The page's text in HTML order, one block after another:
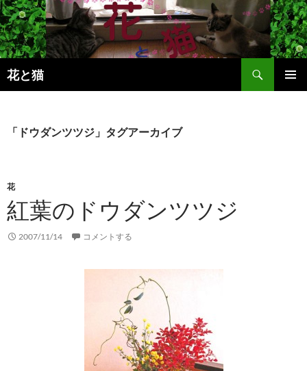
コ
ン
テ
ン
ツ
へ
花と猫
検
索
「ドウダンツツジ」タグアーカイブ
花
紅葉のドウダンツツジ
2007/11/14 コメントする